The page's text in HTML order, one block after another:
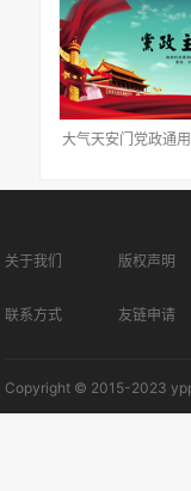
大气天安门党政通
关于我们 版权声明
联系方式 友链申请
Copyright © 2015-2023